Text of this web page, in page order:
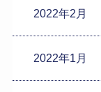
2022年2月
2022年1月